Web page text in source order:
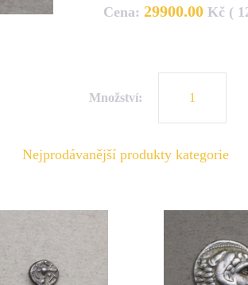
Cena: 29900.00 Kč (
Množství:
Nejprodávanější produkty kategorie